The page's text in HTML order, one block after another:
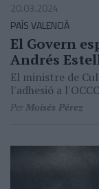
20.03.2024
PAÍS VALENCIÀ
El Govern
Andrés
El ministre de
l'adhesió a
PerMoisés Pérez